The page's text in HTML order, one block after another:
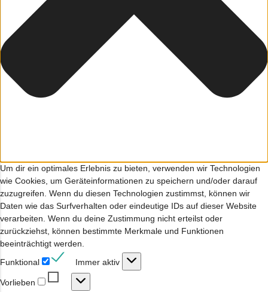
Um dir ein optimales Erlebnis zu bieten, verwenden wir Technologien
wie Cookies, um Geräteinformationen zu speichern und/oder darauf
zuzugreifen. Wenn du diesen Technologien zustimmst, können wir
Daten wie das Surfverhalten oder eindeutige IDs auf dieser Website
verarbeiten. Wenn du deine Zustimmung nicht erteilst oder
zurückziehst, können bestimmte Merkmale und Funktionen
beeinträchtigt werden.
Funktional
Immer aktiv
Vorlieben
Vorlieben